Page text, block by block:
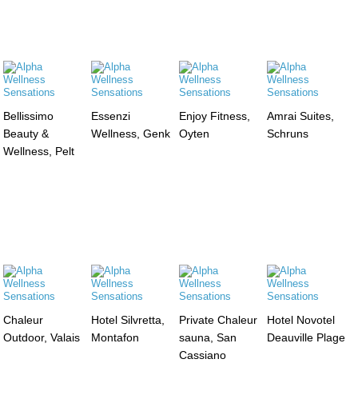
Bellissimo
Beauty &
Wellness, Pelt
Essenzi
Wellness, Genk
Enjoy Fitness,
Oyten
Amrai Suites,
Schruns
Chaleur
Outdoor, Valais
Hotel Silvretta,
Montafon
Private Chaleur
sauna, San
Cassiano
Hotel Novotel
Deauville Plage